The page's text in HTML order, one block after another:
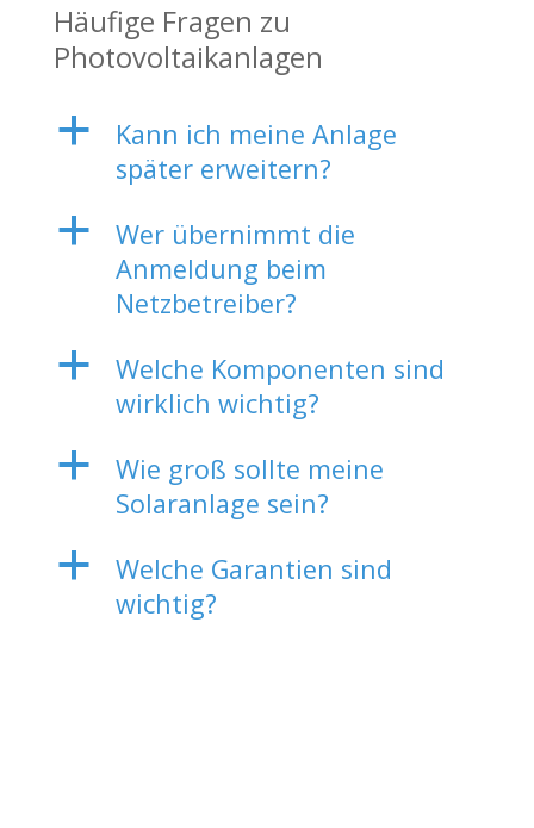
Häufige Fragen zu
Photovoltaikanlagen
a
Kann ich meine Anlage
später erweitern?
a
Wer übernimmt die
Anmeldung beim
Netzbetreiber?
a
Welche Komponenten sind
wirklich wichtig?
a
Wie groß sollte meine
Solaranlage sein?
a
Welche Garantien sind
wichtig?